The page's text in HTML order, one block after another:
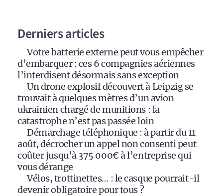
Derniers articles
Votre batterie externe peut vous empêcher
d’embarquer : ces 6 compagnies aériennes
l’interdisent désormais sans exception
Un drone explosif découvert à Leipzig se
trouvait à quelques mètres d’un avion
ukrainien chargé de munitions : la
catastrophe n’est pas passée loin
Démarchage téléphonique : à partir du 11
août, décrocher un appel non consenti peut
coûter jusqu’à 375 000€ à l’entreprise qui
vous dérange
Vélos, trottinettes… : le casque pourrait-il
devenir obligatoire pour tous ?